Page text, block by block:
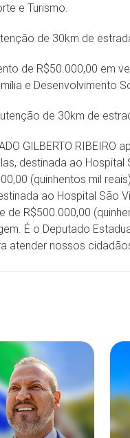
e Turismo.
de 30km de
de R$50.000,00 em
e Desenvolvimento
de 30km de
GILBERTO
destinada ao Hospital
(quinhentos mil
ao Hospital São
R$500.000,00
É o Deputado
atender nossos